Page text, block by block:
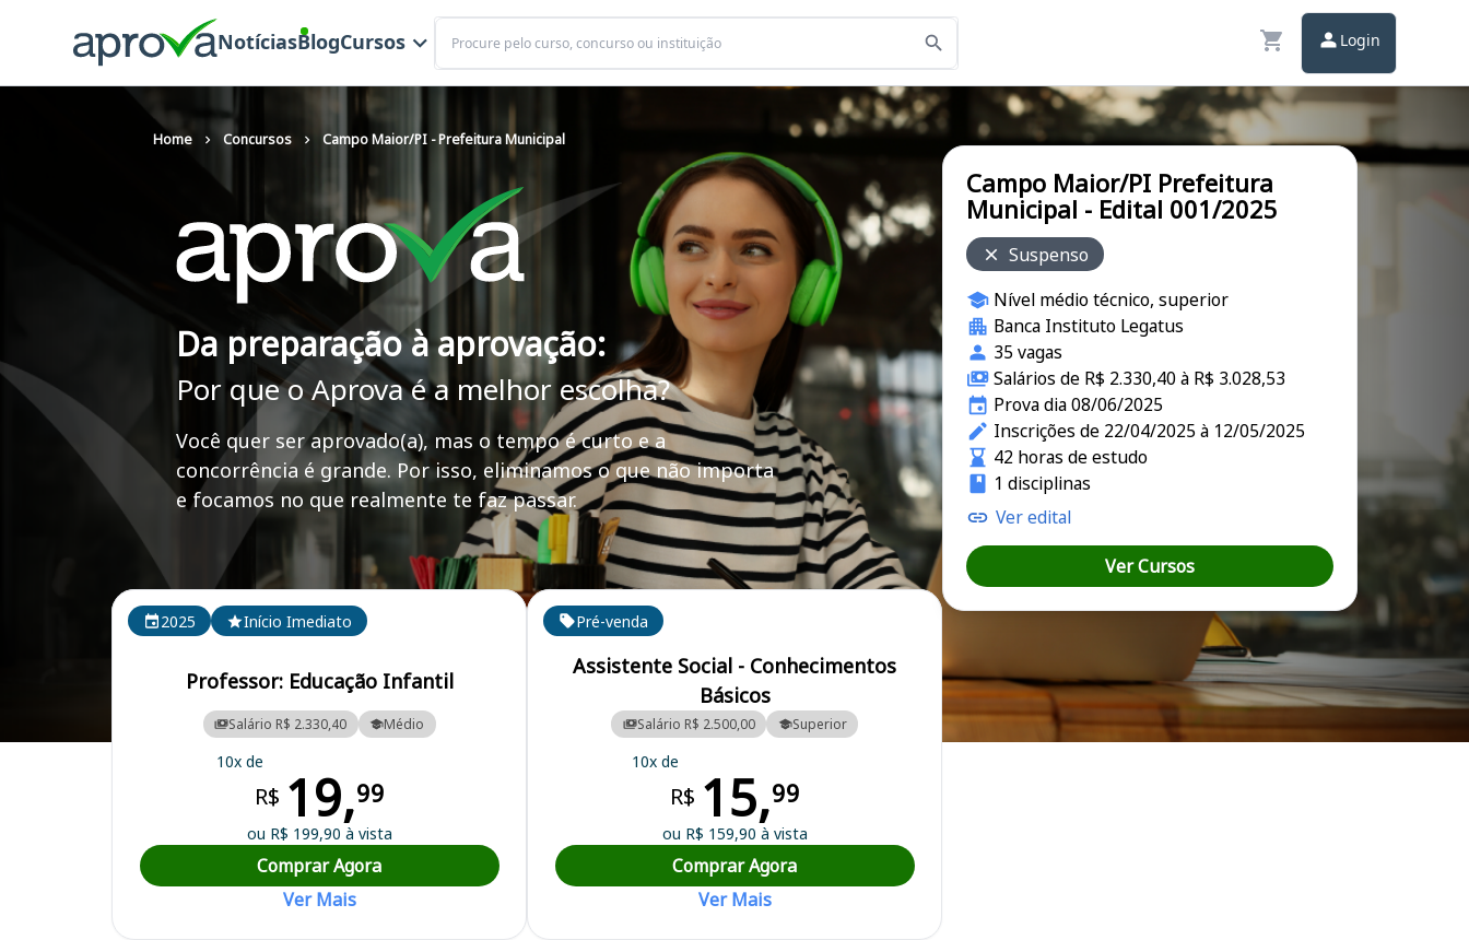
NotíciasBlogCursos
Buscar
Login
Home Concursos Campo Maior/PI - Prefeitura Municipal
Da preparação à aprovação:
Por que o Aprova é a melhor escolha?
Você quer ser aprovado(a), mas o tempo é curto e a
concorrência é grande. Por isso, eliminamos o que não importa
e focamos no que realmente te faz passar.
Curso Preparatório para o Concurso Campo Maior/PI - Prefeitura Municipal
Cursos em destaque para passar no concurso
2025
Início Imediato
Professor: Educação Infantil
Salário R$ 2.330,40 Médio
10x de
R$ 19,99
ou R$ 199,90 à vista
Comprar Agora
Ver Mais
Pré-venda
Assistente Social - Conhecimentos
Básicos
Salário R$ 2.500,00 Superior
10x de
R$ 15,99
ou R$ 159,90 à vista
Comprar Agora
Ver Mais
Campo Maior/PI Prefeitura
Municipal - Edital 001/2025
Suspenso
Nível médio técnico, superior
Banca Instituto Legatus
35 vagas
Salários de R$ 2.330,40 à R$ 3.028,53
Prova dia 08/06/2025
Inscrições de 22/04/2025 à 12/05/2025
42 horas de estudo
1 disciplinas
Ver edital
Ver Cursos